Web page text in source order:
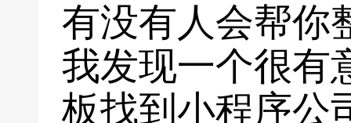
有没有人会帮你
我发现一个很有
板找到小程序公